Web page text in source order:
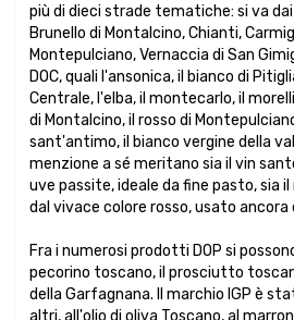
più di dieci strade tematiche: si va
Brunello di Montalcino, Chianti,
Montepulciano, Vernaccia di San
DOC, quali l'ansonica, il bianco di
Centrale, l'elba, il montecarlo, il
di Montalcino, il rosso di
sant'antimo, il bianco vergine della val
menzione a sé meritano sia il vin
uve passite, ideale da fine pasto, sia
dal vivace colore rosso, usato ancora
Fra i numerosi prodotti DOP si
pecorino toscano, il prosciutto
della Garfagnana. Il marchio IGP è
altri, all'olio di oliva Toscano, al